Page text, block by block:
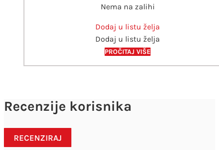
Nema na zalihi
Dodaj u listu želja
Dodaj u listu želja
PROČITAJ VIŠE
Recenzije korisnika
RECENZIRAJ